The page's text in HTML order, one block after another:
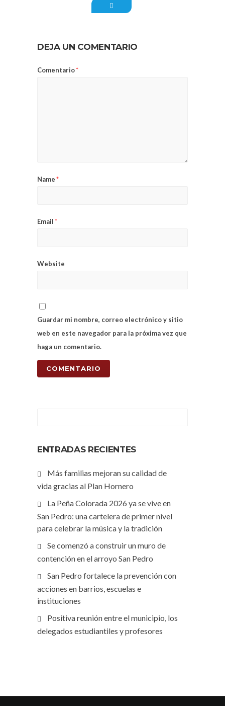
DEJA UN COMENTARIO
Comentario*
Name*
Email*
Website
Guardar mi nombre, correo electrónico y sitio
web en este navegador para la próxima vez que
haga un comentario.
ENTRADAS RECIENTES
Más familias mejoran su calidad de
vida gracias al Plan Hornero
La Peña Colorada 2026 ya se vive en
San Pedro: una cartelera de primer nivel
para celebrar la música y la tradición
Se comenzó a construir un muro de
contención en el arroyo San Pedro
San Pedro fortalece la prevención con
acciones en barrios, escuelas e
instituciones
Positiva reunión entre el municipio, los
delegados estudiantiles y profesores